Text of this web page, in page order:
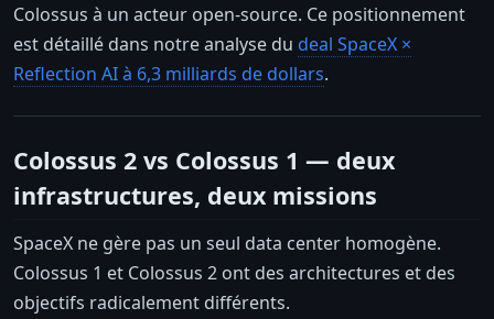
Colossus à un acteur open-source. Ce positionnement
est détaillé dans notre analyse du deal SpaceX ×
Reflection AI à 6,3 milliards de dollars.
Colossus 2 vs Colossus 1 — deux
infrastructures, deux missions
SpaceX ne gère pas un seul data center homogène.
Colossus 1 et Colossus 2 ont des architectures et des
objectifs radicalement différents.